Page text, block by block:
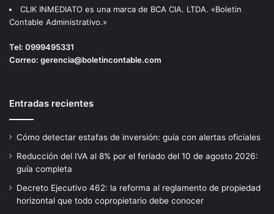
CLIK INMEDIATO es una marca de BCA CIA. LTDA. «Boletin
Contable Administrativo.»
Tel: 0999495331
Correo: gerencia@boletincontable.com
Entradas recientes
Cómo detectar estafas de inversión: guía con alertas oficiales
Reducción del IVA al 8% por el feriado del 10 de agosto 2026:
guía completa
Decreto Ejecutivo 462: la reforma al reglamento de propiedad
horizontal que todo copropietario debe conocer